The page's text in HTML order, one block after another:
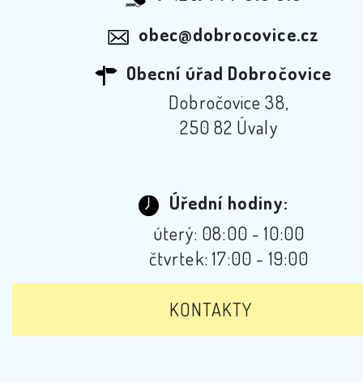
obec@dobrocovice.cz
Obecní úřad Dobročovice
Dobročovice 38,
250 82 Úvaly
Úřední hodiny:
úterý: 08:00 - 10:00
čtvrtek: 17:00 - 19:00
KONTAKTY